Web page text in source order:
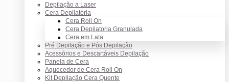
Depilação a Laser
Cera Depilatória
Cera Roll On
Cera Depilatoria Granulada
Cera em Lata
Pré Depilação e Pós Depilação
Acessórios e Descartáveis Depilação
Panela de Cera
Aquecedor de Cera Roll On
Kit Depilação Cera Quente